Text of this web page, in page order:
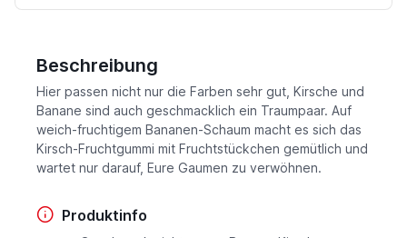
Beschreibung
Hier passen nicht nur die Farben sehr gut, Kirsche und
Banane sind auch geschmacklich ein Traumpaar. Auf
weich-fruchtigem Bananen-Schaum macht es sich das
Kirsch-Fruchtgummi mit Fruchtstückchen gemütlich und
wartet nur darauf, Eure Gaumen zu verwöhnen.
Produktinfo